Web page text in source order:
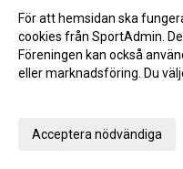
Bra årspremiär av juniorlaget
INFO Nya huvudentrèn
Entrèn
Inför: TG&IF – Vänersborgs FK
För att hemsidan ska
cookies från SportAdmin.
Föreningen kan också
eller marknadsföring. Du
Acceptera nödvändiga